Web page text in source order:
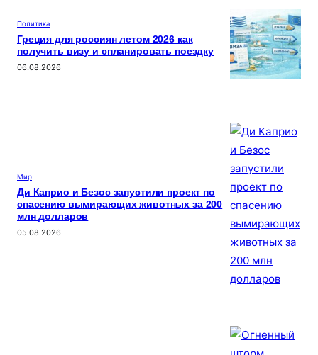
Политика
Греция для россиян летом 2026 как
получить визу и спланировать поездку
06.08.2026
Мир
Ди Каприо и Безос запустили проект по
спасению вымирающих животных за 200
млн долларов
05.08.2026